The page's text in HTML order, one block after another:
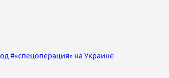
#«спецоперация» на Украине